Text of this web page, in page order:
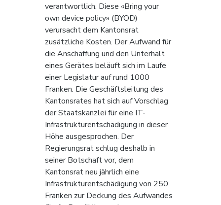
verantwortlich. Diese «Bring your
own device policy» (BYOD)
verursacht dem Kantonsrat
zusätzliche Kosten. Der Aufwand für
die Anschaffung und den Unterhalt
eines Gerätes beläuft sich im Laufe
einer Legislatur auf rund 1000
Franken. Die Geschäftsleitung des
Kantonsrates hat sich auf Vorschlag
der Staatskanzlei für eine IT-
Infrastrukturentschädigung in dieser
Höhe ausgesprochen. Der
Regierungsrat schlug deshalb in
seiner Botschaft vor, dem
Kantonsrat neu jährlich eine
Infrastrukturentschädigung von 250
Franken zur Deckung des Aufwandes